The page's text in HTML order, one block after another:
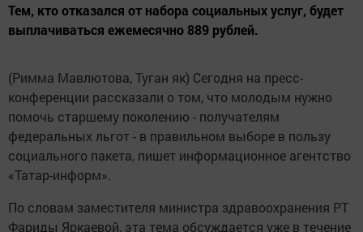
Тем, кто отказался от набора социальных услуг, будет
выплачиваться ежемесячно 889 рублей.
(Римма Мавлютова, Туган як) Сегодня на пресс-
конференции рассказали о том, что молодым нужно
помочь старшему поколению - получателям
федеральных льгот - в правильном выборе​ в пользу
социального пакета, пишет информационное агентство
«Татар-информ».
По словам заместителя министра здравоохранения РТ
Фариды Яркаевой, эта тема обсуждается уже в течение